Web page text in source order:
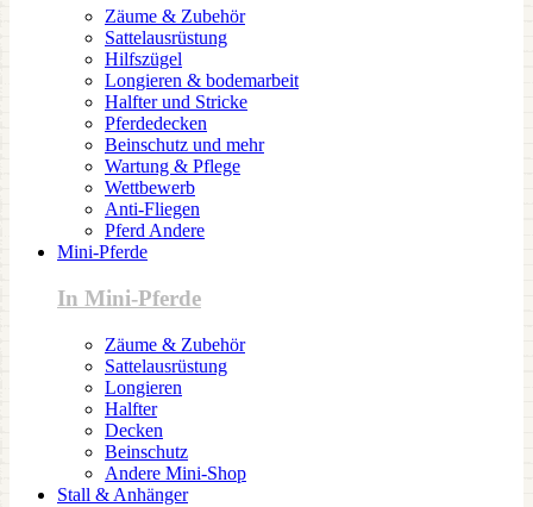
Zäume & Zubehör
Sattelausrüstung
Hilfszügel
Longieren & bodemarbeit
Halfter und Stricke
Pferdedecken
Beinschutz und mehr
Wartung & Pflege
Wettbewerb
Anti-Fliegen
Pferd Andere
Mini-Pferde
In Mini-Pferde
Zäume & Zubehör
Sattelausrüstung
Longieren
Halfter
Decken
Beinschutz
Andere Mini-Shop
Stall & Anhänger